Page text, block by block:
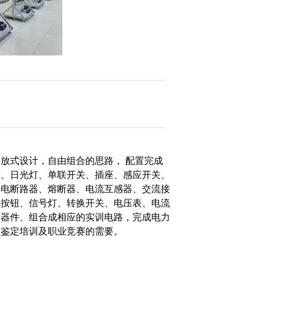
式设计，自由组合的思路， 配置完成
日光灯、单联开关、插座、感应开关、
断路器、熔断器、电流互感器、交流接
钮、信号灯、转换开关、电压表、电流
件、组合成相应的实训电路，完成电力
定培训及职业竞赛的需要。